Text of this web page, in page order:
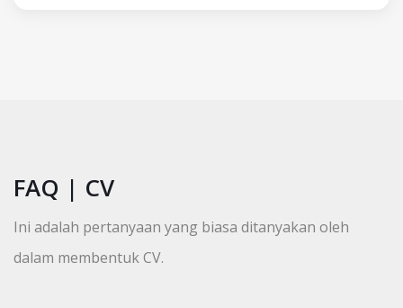
FAQ | CV
Ini adalah pertanyaan yang biasa ditanyakan oleh
dalam membentuk CV.